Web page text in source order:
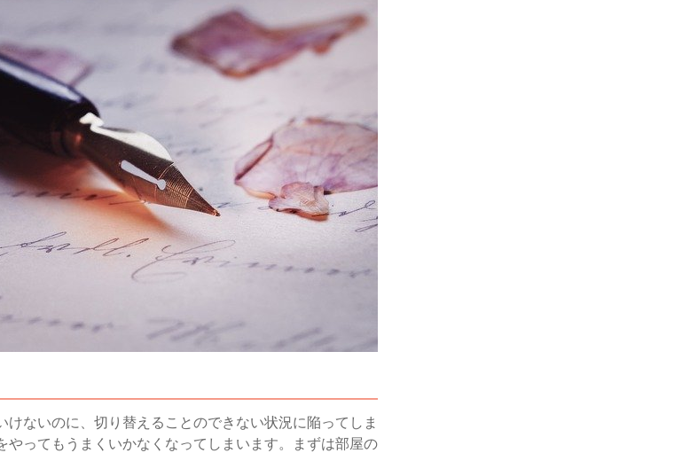
けないのに、切り替えることのできない状況に陥ってしま
やってもうまくいかなくなってしまいます。まずは部屋の